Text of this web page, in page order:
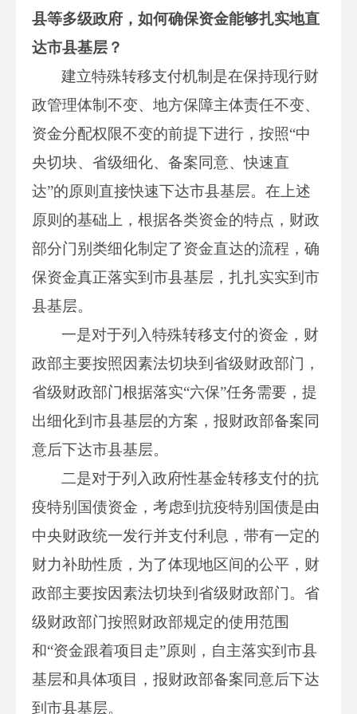
县等多级政府，如何确保资金能够扎实地直
达市县基层？
建立特殊转移支付机制是在保持现行财
政管理体制不变、地方保障主体责任不变、
资金分配权限不变的前提下进行，按照“中
央切块、省级细化、备案同意、快速直
达”的原则直接快速下达市县基层。在上述
原则的基础上，根据各类资金的特点，财政
部分门别类细化制定了资金直达的流程，确
保资金真正落实到市县基层，扎扎实实到市
县基层。
一是对于列入特殊转移支付的资金，财
政部主要按照因素法切块到省级财政部门，
省级财政部门根据落实“六保”任务需要，提
出细化到市县基层的方案，报财政部备案同
意后下达市县基层。
二是对于列入政府性基金转移支付的抗
疫特别国债资金，考虑到抗疫特别国债是由
中央财政统一发行并支付利息，带有一定的
财力补助性质，为了体现地区间的公平，财
政部主要按因素法切块到省级财政部门。省
级财政部门按照财政部规定的使用范围
和“资金跟着项目走”原则，自主落实到市县
基层和具体项目，报财政部备案同意后下达
到市县基层。